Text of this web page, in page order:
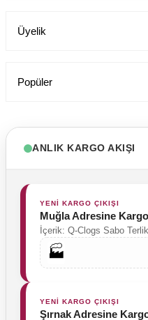
Tesettür Cerrahi Bone
Labor Medikal Tekstil
Üyelik
Popüler
ANLIK KARGO AKIŞI
YENİ KARGO ÇIKIŞI
Muğla Adresine Kargo
İçerik: Q-Clogs Sabo
🏭
YENİ KARGO ÇIKIŞI
Şırnak Adresine